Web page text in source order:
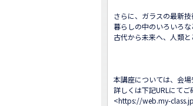
さらに、ガラスの最新
暮らしの中のいろいろ
古代から未来へ、人類
本講座については、会場
詳しくは下記URLにてご
<https://web.my-